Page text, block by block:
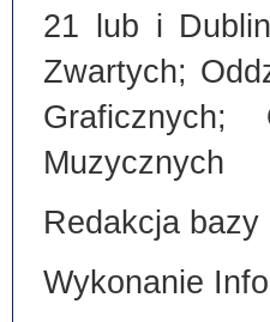
21 lub i
Zwartych;
Graficznych;
Muzycznych
Redakcja
Wykonanie